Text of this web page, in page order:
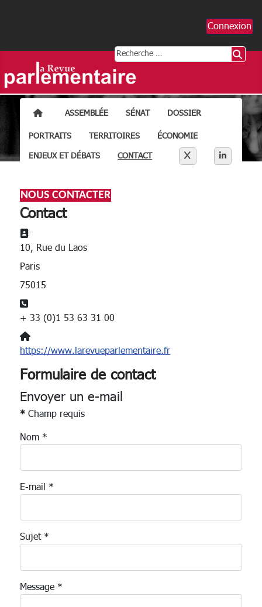
Connexion
Rechercher
ACCUEILASSEMBLÉE SÉNAT
DOSSIER
PORTRAITS
TERRITOIRES
ÉCONOMIE
ENJEUX ET DÉBATS
CONTACT Séparateur liens
NOUS CONTACTER
Contact
Adresse:
10, Rue du Laos
Paris
75015
Téléphone:
+ 33 (0)1 53 63 31 00
Site Web:
https://www.larevueparlementaire.fr
Formulaire de contact
Envoyer un e-mail
* Champ requis
Nom *
E-mail *
Sujet*
Message *